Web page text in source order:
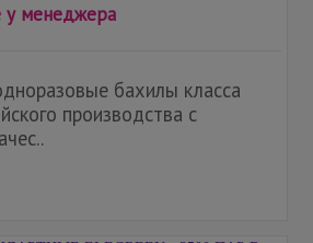
у менеджера
бахилы класса
производства с